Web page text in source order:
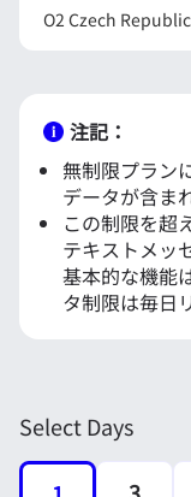
O2 Czech Republic
注記：
無制限プラン
データが含ま
この制限を超
テキストメッ
基本的な機能
タ制限は毎日
Select Days